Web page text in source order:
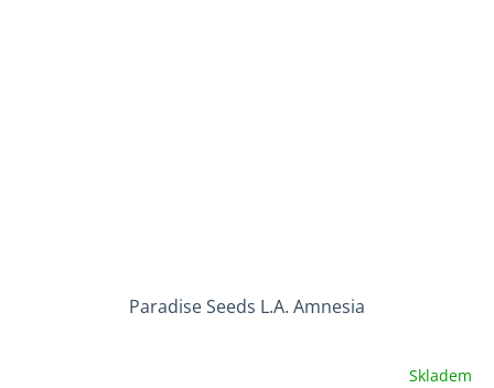
Paradise Seeds L.A. Amnesia
Skladem